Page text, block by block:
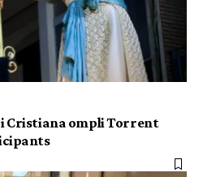
Cristiana ompli Torrent